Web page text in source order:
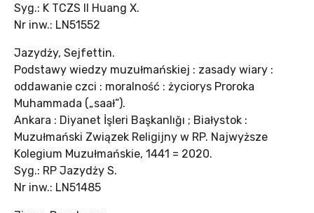
Syg.: K TCZS II Huang X.
Nr inw.: LN51552
Jazydży, Sejfettin.
Podstawy wiedzy muzułmańskiej : zasady wiary :
oddawanie czci : moralność : życiorys Proroka
Muhammada („saał”).
Ankara : Diyanet İşleri Başkanlığı ; Białystok :
Muzułmański Związek Religijny w RP. Najwyższe
Kolegium Muzułmańskie, 1441 = 2020.
Syg.: RP Jazydży S.
Nr inw.: LN51485